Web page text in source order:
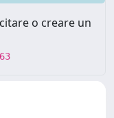
o creare un